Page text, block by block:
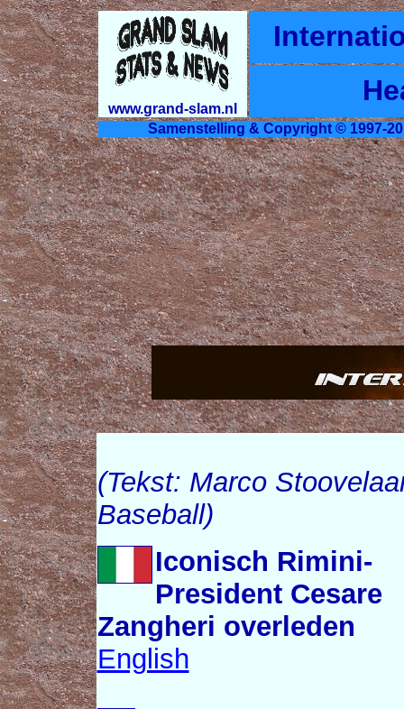
www.grand-slam.nl
Samenstelling & Copyright © 1997-
(Tekst: Marco
Baseball)
Iconisch Rimini-
President Cesare
Zangheri overleden
English